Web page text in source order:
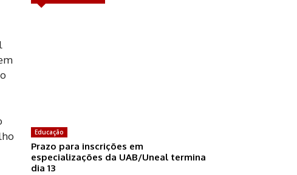
Educação
Prazo para inscrições em
especializações da UAB/Uneal termina
dia 13